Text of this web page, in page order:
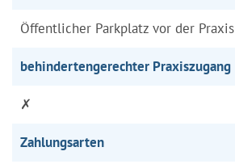
Öffentlicher Parkplatz vor der Praxis
behindertengerechter Praxiszugang
✗
Zahlungsarten